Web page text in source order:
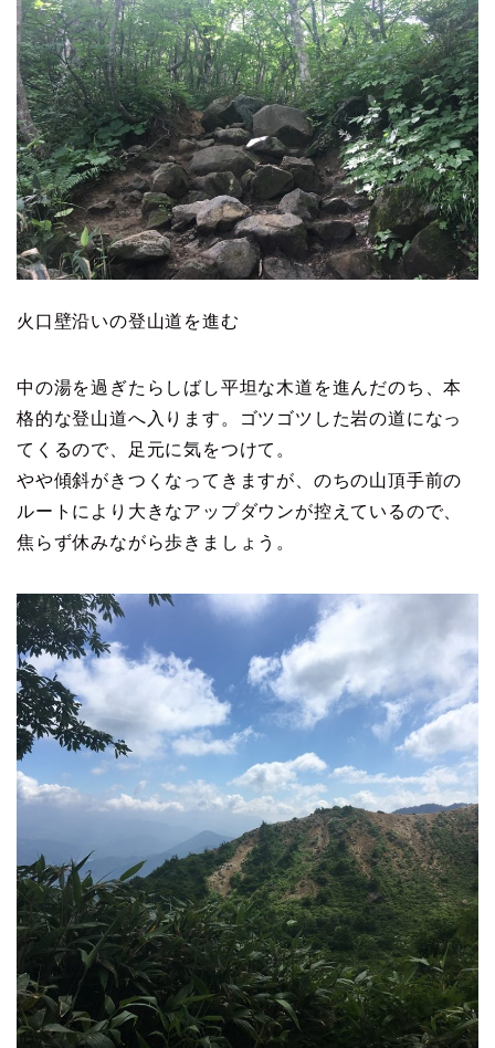
火口壁沿いの登山道を進む
中の湯を過ぎたらしばし平坦な木道を進んだのち、本
格的な登山道へ入ります。ゴツゴツした岩の道になっ
てくるので、足元に気をつけて。
やや傾斜がきつくなってきますが、のちの山頂手前の
ルートにより大きなアップダウンが控えているので、
焦らず休みながら歩きましょう。